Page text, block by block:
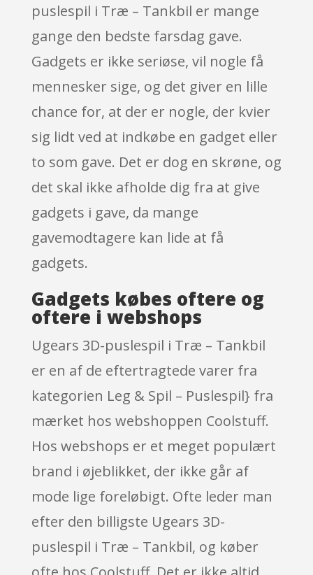
puslespil i Træ – Tankbil er mange
gange den bedste farsdag gave.
Gadgets er ikke seriøse, vil nogle få
mennesker sige, og det giver en lille
chance for, at der er nogle, der kvier
sig lidt ved at indkøbe en gadget eller
to som gave. Det er dog en skrøne, og
det skal ikke afholde dig fra at give
gadgets i gave, da mange
gavemodtagere kan lide at få
gadgets.
Gadgets købes oftere og
oftere i webshops
Ugears 3D-puslespil i Træ – Tankbil
er en af de eftertragtede varer fra
kategorien Leg & Spil – Puslespil} fra
mærket hos webshoppen Coolstuff.
Hos webshops er et meget populært
brand i øjeblikket, der ikke går af
mode lige foreløbigt. Ofte leder man
efter den billigste Ugears 3D-
puslespil i Træ – Tankbil, og køber